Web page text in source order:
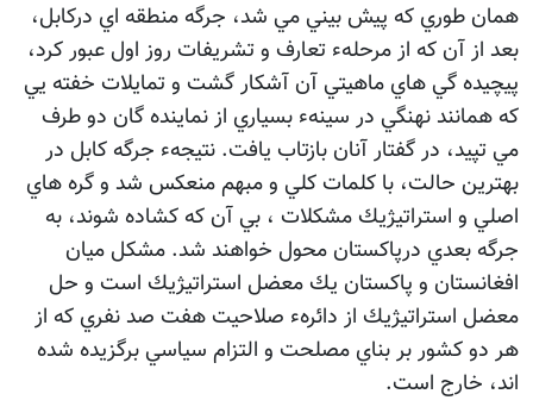
همان طوري كه پيش بيني مي شد، جرگه منطقه اي دركابل،
بعد از آن كه از مرحلهء تعارف و تشريفات روز اول عبور كرد،
پيچيده گي هاي ماهيتي آن آشكار گشت و تمايلات خفته يي
كه همانند نهنگي در سينهء بسياري از نماينده گان دو طرف
مي تپيد، در گفتار آنان بازتاب يافت. نتيجهء جرگه كابل در
بهترين حالت، با كلمات كلي و مبهم منعكس شد و گره هاي
اصلي و استراتيژيك مشكلات ، بي آن كه كشاده شوند، به
جرگه بعدي درپاكستان محول خواهند شد. مشكل ميان
افغانستان و پاكستان يك معضل استراتيژيك است و حل
معضل استراتيژيك از دائرهء صلاحيت هفت صد نفري كه از
هر دو كشور بر بناي مصلحت و التزام سياسي برگزيده شده
اند، خارج است.